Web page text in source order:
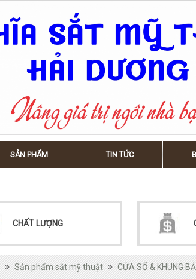
SẢN PHẨM TIN TỨC
CHẤT LƯỢNG
Sản phẩm sắt mỹ thuật CỬA SỔ & KHUNG